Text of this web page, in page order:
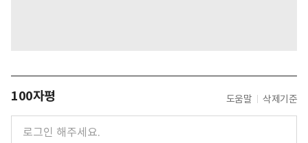
100자평 도움말 삭제기준